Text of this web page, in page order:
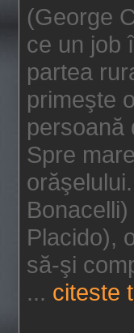
(George
ce un job
partea
primeşte
persoană
Spre
Placido),
să-şi
... citeste